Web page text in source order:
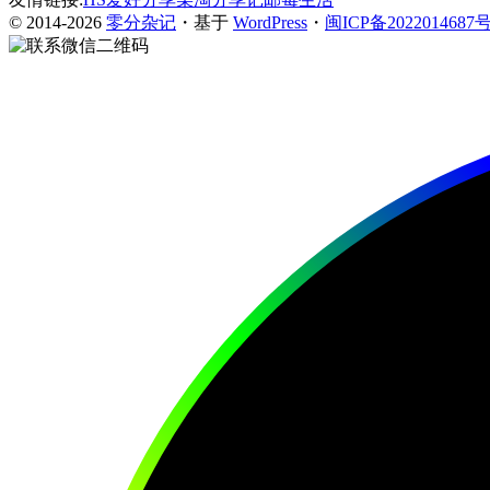
© 2014-2026 零分杂记 ・基于 WordPress ・ 闽ICP备2022014687